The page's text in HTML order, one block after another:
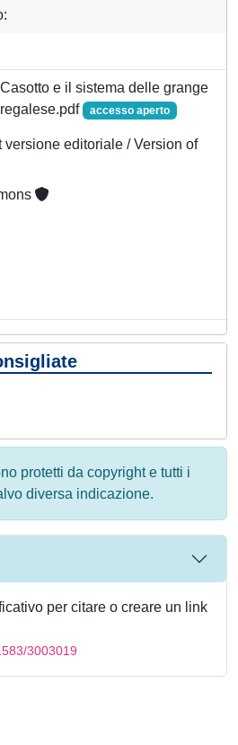
e il sistema delle grange
accesso aperto
editoriale / Version of
protetti da copyright e tutti i
diversa indicazione.
per citare o creare un link
3003019